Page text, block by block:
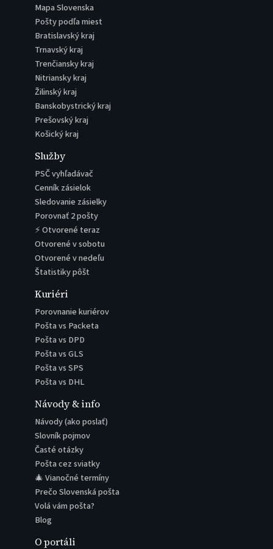
Mapa Slovenska
Pošty podľa miest
Bratislavský kraj
Trnavský kraj
Trenčiansky kraj
Nitriansky kraj
Žilinský kraj
Banskobystrický kraj
Prešovský kraj
Košický kraj
Služby
PSČ vyhľadávač
Cenník zásielok
Sledovanie zásielky
Porovnať 2 pošty
⚡ Otvorené teraz
Otvorené v sobotu
Otvorené v nedeľu
Štatistiky pôšt
Kuriéri
Porovnanie kuriérov
Pošta vs Packeta
Pošta vs DPD
Pošta vs GLS
Pošta vs SPS
Pošta vs DHL
Návody & info
Návody (ako poslať)
Slovník pojmov
Časté otázky
Pošta cez sviatky
🎄 Vianočné termíny
Prečo Slovenská pošta
Volá vám pošta?
Blog
O portáli